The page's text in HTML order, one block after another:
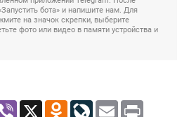
бота» и напишите нам. Для
на значок скрепки, выберите
фото или видео в памяти устройства и
Viber X Odnoklassniki
LiveJournal
Email Print